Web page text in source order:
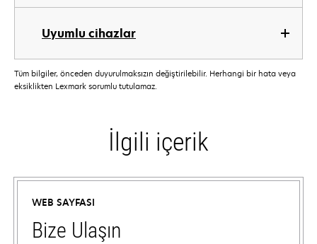
Uyumlu cihazlar
Tüm bilgiler, önceden duyurulmaksızın değiştirilebilir. Herhangi bir hata veya
eksiklikten Lexmark sorumlu tutulamaz.
İlgili içerik
WEB SAYFASI
Bize Ulaşın